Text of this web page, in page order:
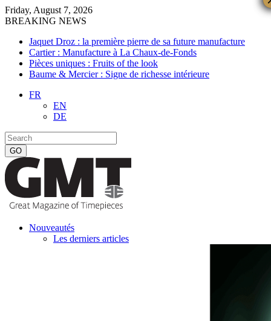
Friday, August 7, 2026
BREAKING NEWS
Jaquet Droz : la première pierre de sa future manufacture
Cartier : Manufacture à La Chaux-de-Fonds
Pièces uniques : Fruits of the look
Baume & Mercier : Signe de richesse intérieure
FR
EN
DE
Nouveautés
Les derniers articles